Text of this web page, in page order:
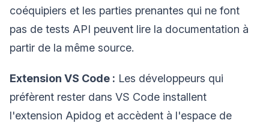
coéquipiers et les parties prenantes qui ne font
pas de tests API peuvent lire la documentation à
partir de la même source.
Extension VS Code : Les développeurs qui
préfèrent rester dans VS Code installent
l'extension Apidog et accèdent à l'espace de